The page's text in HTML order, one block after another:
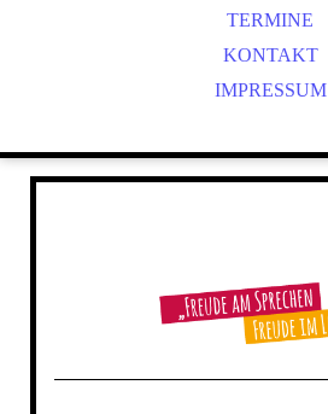
TERMINE
KONTAKT
IMPRESSUM